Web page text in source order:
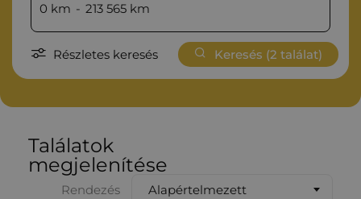
0 km - 213 565 km
Részletes keresés Keresés (2 találat)
Találatok
megjelenítése
Rendezés Alapértelmezett